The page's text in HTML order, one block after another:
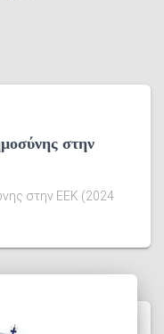
στην
στην ΕΕΚ (2024